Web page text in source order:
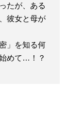
たが、ある
彼女と母が
」を知る何
めて…！？